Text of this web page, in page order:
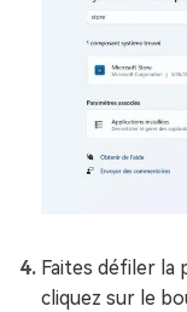
Faites défiler
cliquez sur le